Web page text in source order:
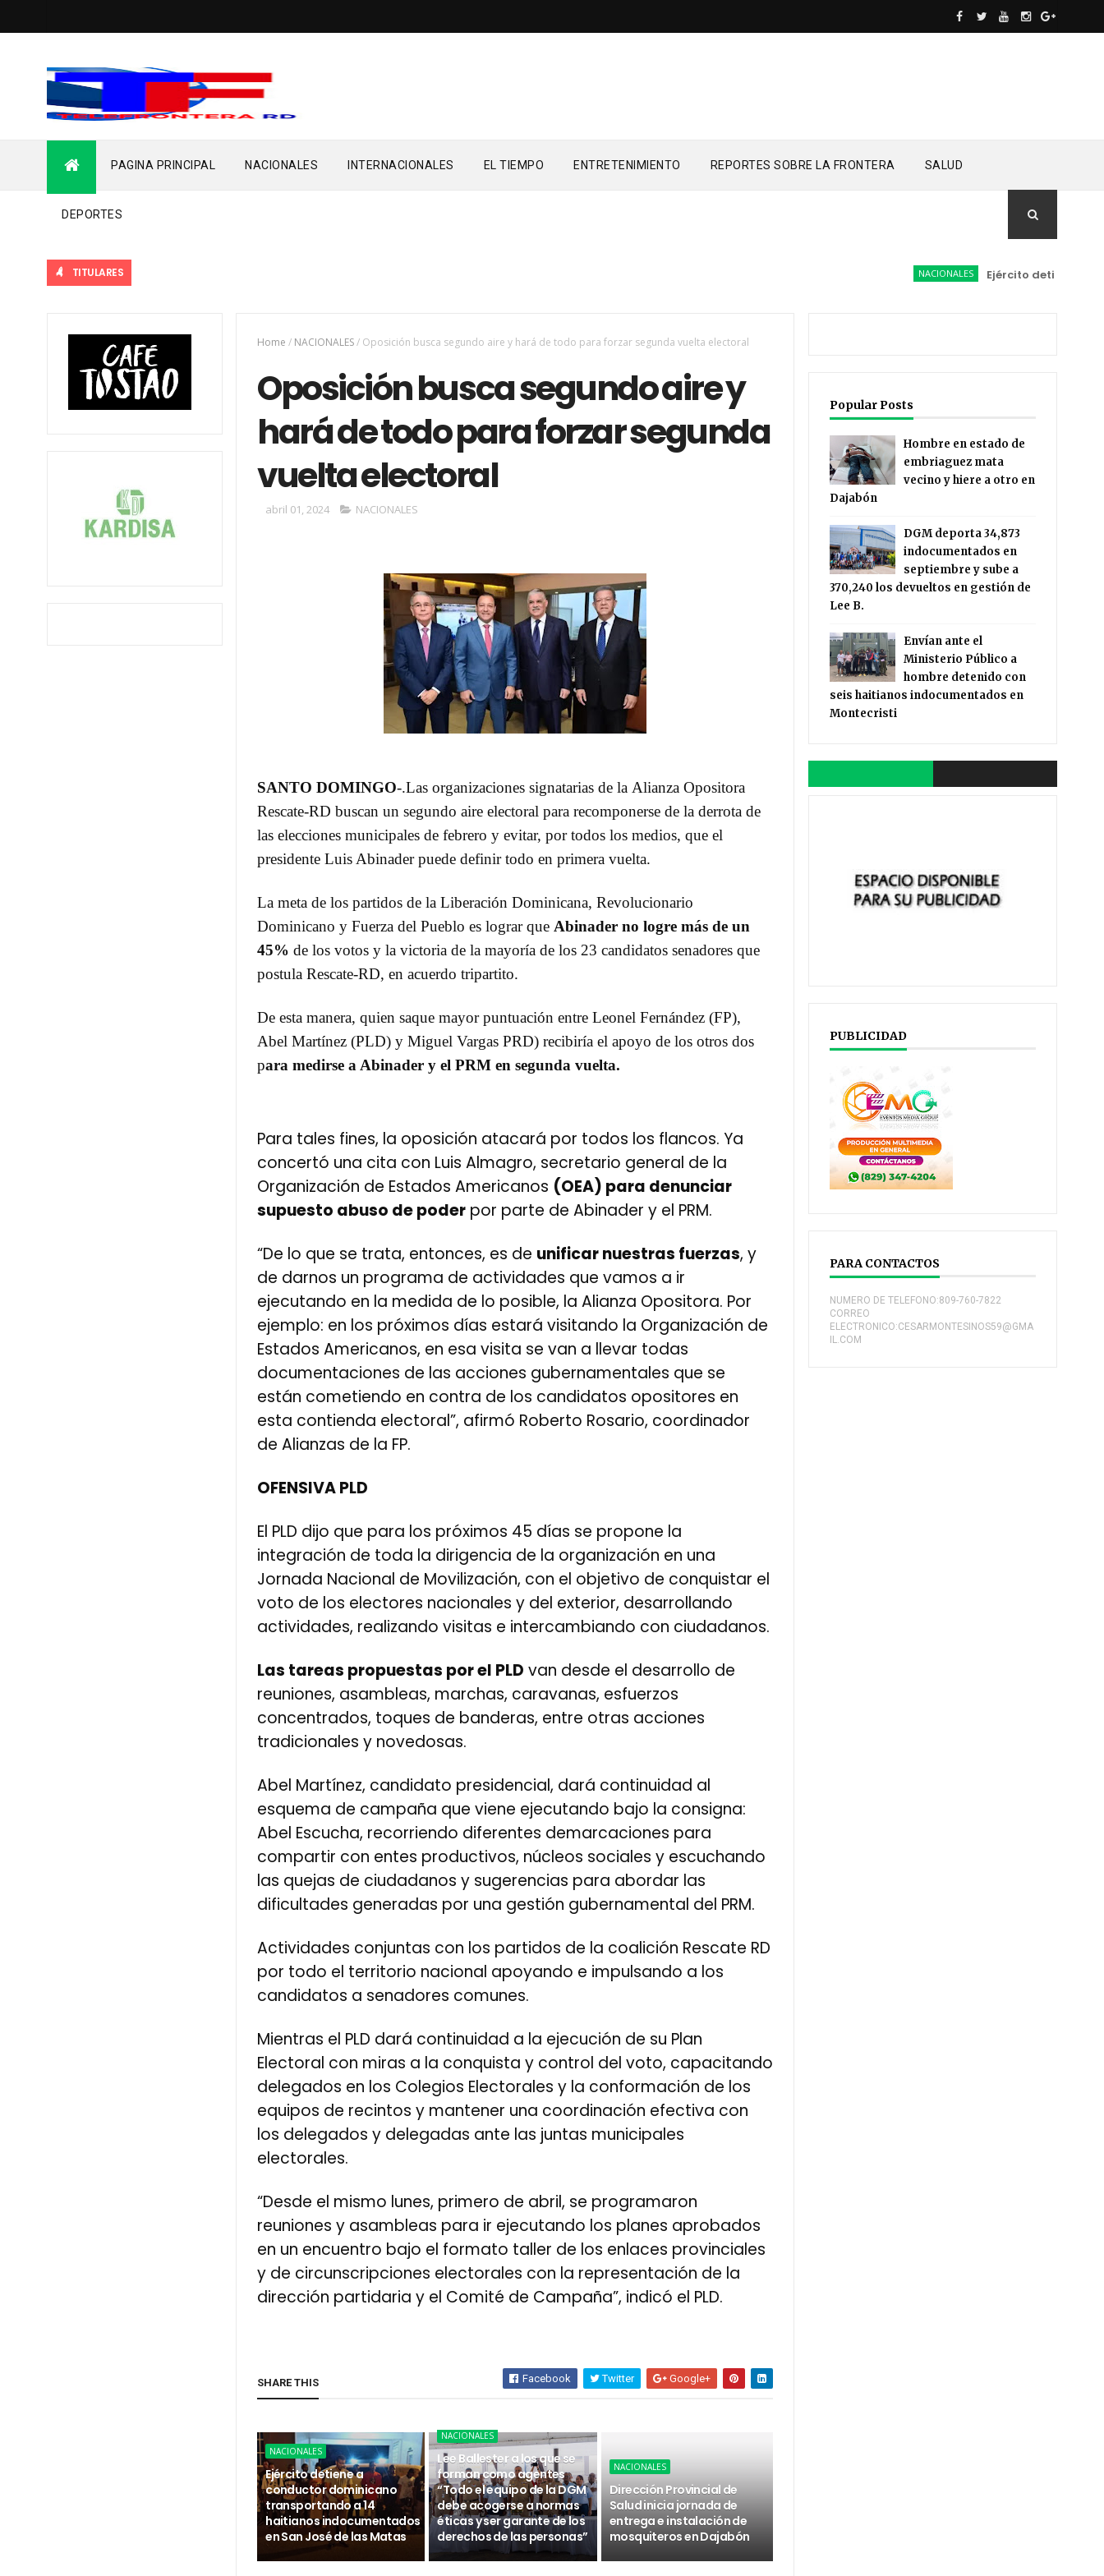
PAGINA PRINCIPAL NACIONALES INTERNACIONALES EL TIEMPO ENTRETENIMIENTO REPORTES SOBRE LA FRONTERA SALUD
DEPORTES
TITULARES NACIONALES Ejército detiene a
Home / NACIONALES/ Oposición busca segundo aire y hará de todo para forzar segunda vuelta electoral
Oposición busca segundo aire y
hará de todo para forzar segunda
vuelta electoral
abril 01, 2024 NACIONALES
SANTO DOMINGO-.Las organizaciones signatarias de la Alianza Opositora
Rescate-RD buscan un segundo aire electoral para recomponerse de la derrota de
las elecciones municipales de febrero y evitar, por todos los medios, que el
presidente Luis Abinader puede definir todo en primera vuelta.
La meta de los partidos de la Liberación Dominicana, Revolucionario
Dominicano y Fuerza del Pueblo es lograr que Abinader no logre más de un
45% de los votos y la victoria de la mayoría de los 23 candidatos senadores que
postula Rescate-RD, en acuerdo tripartito.
De esta manera, quien saque mayor puntuación entre Leonel Fernández (FP),
Abel Martínez (PLD) y Miguel Vargas PRD) recibiría el apoyo de los otros dos
para medirse a Abinader y el PRM en segunda vuelta.
Para tales fines, la oposición atacará por todos los flancos. Ya
concertó una cita con Luis Almagro, secretario general de la
Organización de Estados Americanos (OEA) para denunciar
supuesto abuso de poder por parte de Abinader y el PRM.
“De lo que se trata, entonces, es de unificar nuestras fuerzas, y
de darnos un programa de actividades que vamos a ir
ejecutando en la medida de lo posible, la Alianza Opositora. Por
ejemplo: en los próximos días estará visitando la Organización de
Estados Americanos, en esa visita se van a llevar todas
documentaciones de las acciones gubernamentales que se
están cometiendo en contra de los candidatos opositores en
esta contienda electoral”, afirmó Roberto Rosario, coordinador
de Alianzas de la FP.
OFENSIVA PLD
El PLD dijo que para los próximos 45 días se propone la
integración de toda la dirigencia de la organización en una
Jornada Nacional de Movilización, con el objetivo de conquistar el
voto de los electores nacionales y del exterior, desarrollando
actividades, realizando visitas e intercambiando con ciudadanos.
Las tareas propuestas por el PLD van desde el desarrollo de
reuniones, asambleas, marchas, caravanas, esfuerzos
concentrados, toques de banderas, entre otras acciones
tradicionales y novedosas.
Abel Martínez, candidato presidencial, dará continuidad al
esquema de campaña que viene ejecutando bajo la consigna:
Abel Escucha, recorriendo diferentes demarcaciones para
compartir con entes productivos, núcleos sociales y escuchando
las quejas de ciudadanos y sugerencias para abordar las
dificultades generadas por una gestión gubernamental del PRM.
Actividades conjuntas con los partidos de la coalición Rescate RD
por todo el territorio nacional apoyando e impulsando a los
candidatos a senadores comunes.
Mientras el PLD dará continuidad a la ejecución de su Plan
Electoral con miras a la conquista y control del voto, capacitando
delegados en los Colegios Electorales y la conformación de los
equipos de recintos y mantener una coordinación efectiva con
los delegados y delegadas ante las juntas municipales
electorales.
“Desde el mismo lunes, primero de abril, se programaron
reuniones y asambleas para ir ejecutando los planes aprobados
en un encuentro bajo el formato taller de los enlaces provinciales
y de circunscripciones electorales con la representación de la
dirección partidaria y el Comité de Campaña”, indicó el PLD.
SHARE THIS Facebook Twitter Google+
NACIONALES
Ejército detiene a
conductor dominicano
transportando a 14
haitianos indocumentados
en San José de las Matas
NACIONALES
Lee Ballester a los que se
forman como agentes
“Todo el equipo de la DGM
debe acogerse a normas
éticas y ser garante de los
derechos de las personas”
NACIONALES
Dirección Provincial de
Salud inicia jornada de
entrega e instalación de
mosquiteros en Dajabón
Popular Posts
Hombre en estado de
embriaguez mata
vecino y hiere a otro en
Dajabón
DGM deporta 34,873
indocumentados en
septiembre y sube a
370,240 los devueltos en gestión de
Lee B.
Envían ante el
Ministerio Público a
hombre detenido con
seis haitianos indocumentados en
Montecristi
PUBLICIDAD
PARA CONTACTOS
NUMERO DE TELEFONO:809-760-7822
CORREO
ELECTRONICO:CESARMONTESINOS59@GMA
IL.COM